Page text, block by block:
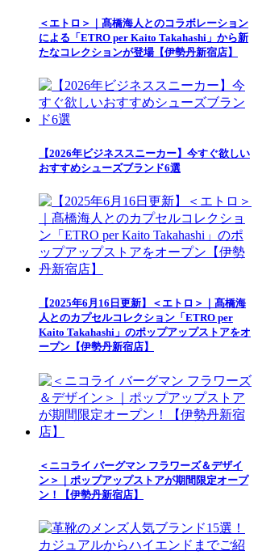
＜エトロ＞｜髙橋海人とのコラボレーション
による「ETRO per Kaito Takahashi」から新
たなコレクションが登場【伊勢丹新宿店】
【2026年ビジネススニーカー】今すぐ欲しい
おすすめシューズブランド6選
【2025年6月16日更新】＜エトロ＞｜髙橋海
人とのカプセルコレクション「ETRO per
Kaito Takahashi」のポップアップストアをオ
ープン【伊勢丹新宿店】
＜ニコライ バーグマン フラワーズ＆デザイ
ン＞｜ポップアップストアが期間限定オープ
ン！【伊勢丹新宿店】